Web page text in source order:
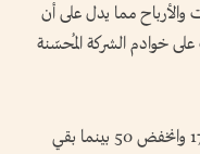
والأرباح مما يدل على أن
خوادم الشركة المُحسّنة
ومن بين 225 سهما على المؤشر نيكاي، ارتفع 173 وانخفض 50 بينما بقي